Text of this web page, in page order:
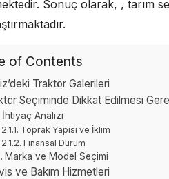
Sonuç olarak, , tarım
of Contents
Traktör Galerileri
Seçiminde Dikkat Edilmesi
İhtiyaç Analizi
Toprak Yapısı ve İklim
Finansal Durum
Marka ve Model Seçimi
ve Bakım Hizmetleri